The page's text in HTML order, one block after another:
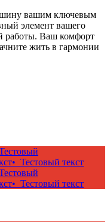
вашим ключевым
элемент вашего
работы. Ваш комфорт
жить в гармонии
• Тестовый текст
• Тестовый текст